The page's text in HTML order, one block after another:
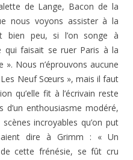
de Lange, Bacon de la
nous voyons assister à la
bien peu, si l’on songe à
qui faisait se ruer Paris à la
Nous n’éprouvons aucune
Neuf Sœurs », mais il faut
qu’elle fit à l’écrivain reste
d’un enthousiasme modéré,
incroyables qu’on put
dire à Grimm : « Un
cette frénésie, se fût cru